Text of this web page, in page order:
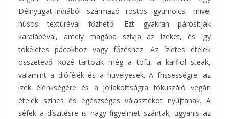
Délnyugat-Indiából származó rostos gyümölcs, mivel
húsos textúrával főzhető. Ezt gyakran párosítják
karalábéval, amely magába szívja az ízeket, és így
tökéletes pácokhoz vagy főzéshez. Az ízletes ételek
összetevői közé tartozik még a tofu, a karfiol steak,
valamint a diófélék és a hüvelyesek. A frissességre, az
ízek élénkségére és a jóllakottságra fókuszáló vegán
ételek színes és egészséges választékot nyújtanak. A
séfek a díszítésre is nagy figyelmet szántak, ugyanis az